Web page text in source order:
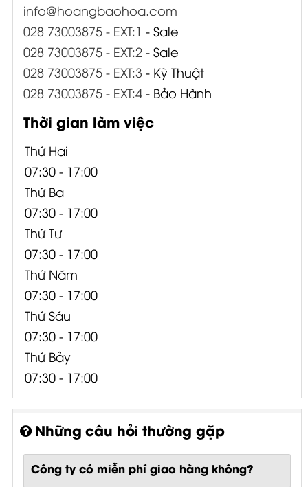
info@hoangbaohoa.com
028 73003875 - EXT:1 - Sale
028 73003875 - EXT:2- Sale
028 73003875 - EXT:3 - Kỹ Thuật
028 73003875 - EXT:4- Bảo Hành
Thời gian làm việc
Thứ Hai
07:30 - 17:00
Thứ Ba
07:30 - 17:00
Thứ Tư
07:30 - 17:00
Thứ Năm
07:30 - 17:00
Thứ Sáu
07:30 - 17:00
Thứ Bảy
07:30 - 17:00
Những câu hỏi thường gặp
Công ty có miễn phí giao hàng không?